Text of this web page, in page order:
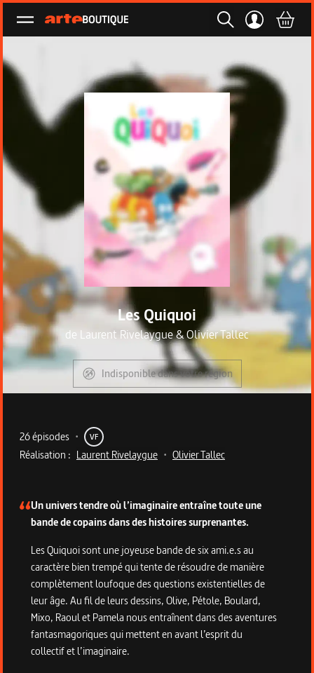
Ouvrir le menu
Les Quiquoi
de Laurent Rivelaygue&Olivier Tallec
Indisponible dans votre région
Metadata du programme
26 épisodes • VF
Réalisation : Laurent Rivelaygue • Olivier Tallec
Description de la série
Un univers tendre où l’imaginaire entraîne toute une
bande de copains dans des histoires surprenantes.
Les Quiquoi sont une joyeuse bande de six ami.e.s au
caractère bien trempé qui tente de résoudre de manière
complètement loufoque des questions existentielles de
leur âge. Au fil de leurs dessins, Olive, Pétole, Boulard,
Mixo, Raoul et Pamela nous entraînent dans des aventures
fantasmagoriques qui mettent en avant l’esprit du
collectif et l’imaginaire.